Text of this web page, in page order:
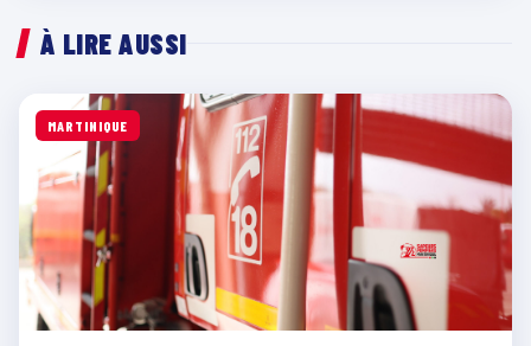
À LIRE AUSSI
MARTINIQUE